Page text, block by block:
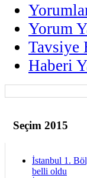
Yorum
Tavsiye
Haberi
Seçim 2015
İstanbul 1.
belli oldu